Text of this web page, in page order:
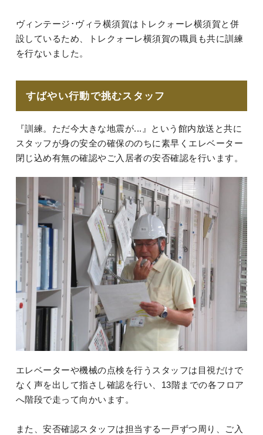
ヴィンテージ･ヴィラ横須賀はトレクォーレ横須賀と併
設しているため、トレクォーレ横須賀の職員も共に訓練
を行ないました。
すばやい行動で挑むスタッフ
『訓練。ただ今大きな地震が...』という館内放送と共に
スタッフが身の安全の確保ののちに素早くエレベーター
閉じ込め有無の確認やご入居者の安否確認を行います。
エレベーターや機械の点検を行うスタッフは目視だけで
なく声を出して指さし確認を行い、13階までの各フロア
へ階段で走って向かいます。
また、安否確認スタッフは担当する一戸ずつ周り、ご入